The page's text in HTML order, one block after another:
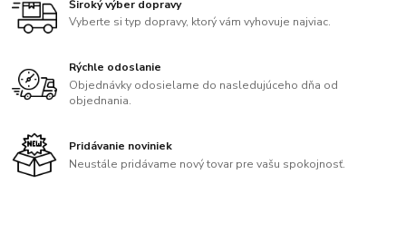
Široký výber dopravy
Vyberte si typ dopravy, ktorý vám vyhovuje najviac.
Rýchle odoslanie
Objednávky odosielame do nasledujúceho dňa od
objednania.
Pridávanie noviniek
Neustále pridávame nový tovar pre vašu spokojnosť.